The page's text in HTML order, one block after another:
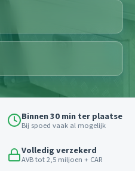
Binnen 30 min ter plaatse
Bij spoed vaak al mogelijk
Volledig verzekerd
AVB tot 2,5 miljoen + CAR